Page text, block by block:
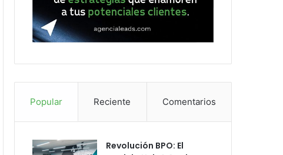
Popular Reciente Comentarios
Revolución BPO: El